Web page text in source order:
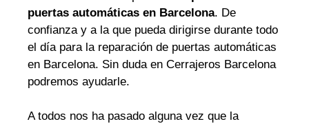
puertas automáticas en Barcelona. De
confianza y a la que pueda dirigirse durante todo
el día para la reparación de puertas automáticas
en Barcelona. Sin duda en Cerrajeros Barcelona
podremos ayudarle.
A todos nos ha pasado alguna vez que la